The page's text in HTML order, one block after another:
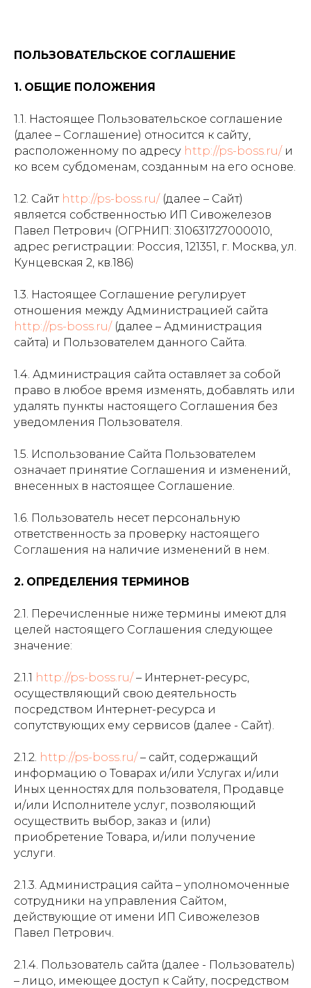
ПОЛЬЗОВАТЕЛЬСКОЕ СОГЛАШЕНИЕ
1. ОБЩИЕ ПОЛОЖЕНИЯ
1.1. Настоящее Пользовательское соглашение
(далее – Соглашение) относится к сайту,
расположенному по адресу http://ps-boss.ru/ и
ко всем субдоменам, созданным на его основе.
1.2. Сайт http://ps-boss.ru/ (далее – Сайт)
является собственностью ИП Сивожелезов
Павел Петрович (ОГРНИП: 310631727000010,
адрес регистрации: Россия, 121351, г. Москва, ул.
Кунцевская 2, кв.186)
1.3. Настоящее Соглашение регулирует
отношения между Администрацией сайта
http://ps-boss.ru/ (далее – Администрация
сайта) и Пользователем данного Сайта.
1.4. Администрация сайта оставляет за собой
право в любое время изменять, добавлять или
удалять пункты настоящего Соглашения без
уведомления Пользователя.
1.5. Использование Сайта Пользователем
означает принятие Соглашения и изменений,
внесенных в настоящее Соглашение.
1.6. Пользователь несет персональную
ответственность за проверку настоящего
Соглашения на наличие изменений в нем.
2. ОПРЕДЕЛЕНИЯ ТЕРМИНОВ
2.1. Перечисленные ниже термины имеют для
целей настоящего Соглашения следующее
значение:
2.1.1 http://ps-boss.ru/ – Интернет-ресурс,
осуществляющий свою деятельность
посредством Интернет-ресурса и
сопутствующих ему сервисов (далее - Сайт).
2.1.2. http://ps-boss.ru/ – сайт, содержащий
информацию о Товарах и/или Услугах и/или
Иных ценностях для пользователя, Продавце
и/или Исполнителе услуг, позволяющий
осуществить выбор, заказ и (или)
приобретение Товара, и/или получение
услуги.
2.1.3. Администрация сайта – уполномоченные
сотрудники на управления Сайтом,
действующие от имени ИП Сивожелезов
Павел Петрович.
2.1.4. Пользователь сайта (далее - Пользователь)
– лицо, имеющее доступ к Сайту, посредством